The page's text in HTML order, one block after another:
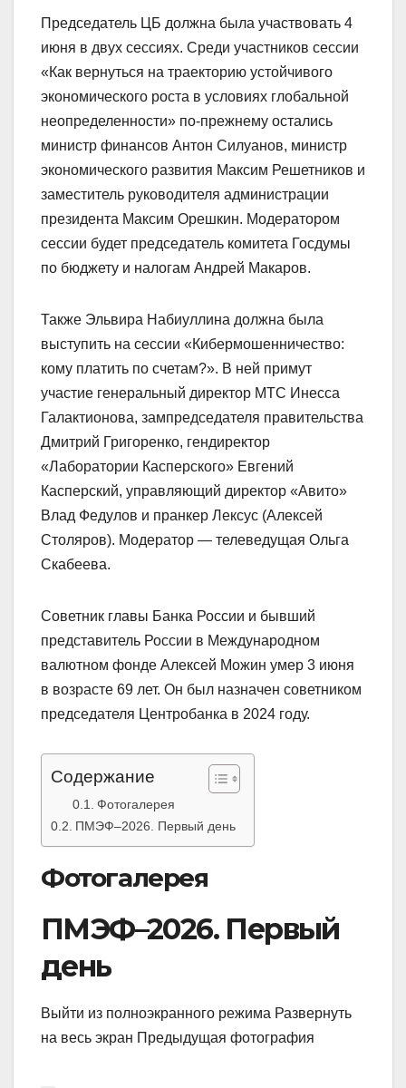
Председатель ЦБ должна была участвовать 4
июня в двух сессиях. Среди участников сессии
«Как вернуться на траекторию устойчивого
экономического роста в условиях глобальной
неопределенности» по-прежнему остались
министр финансов Антон Силуанов, министр
экономического развития Максим Решетников и
заместитель руководителя администрации
президента Максим Орешкин. Модератором
сессии будет председатель комитета Госдумы
по бюджету и налогам Андрей Макаров.
Также Эльвира Набиуллина должна была
выступить на сессии «Кибермошенничество:
кому платить по счетам?». В ней примут
участие генеральный директор МТС Инесса
Галактионова, зампредседателя правительства
Дмитрий Григоренко, гендиректор
«Лаборатории Касперского» Евгений
Касперский, управляющий директор «Авито»
Влад Федулов и пранкер Лексус (Алексей
Столяров). Модератор — телеведущая Ольга
Скабеева.
Советник главы Банка России и бывший
представитель России в Международном
валютном фонде Алексей Можин умер 3 июня
в возрасте 69 лет. Он был назначен советником
председателя Центробанка в 2024 году.
Содержание
Фотогалерея
ПМЭФ–2026. Первый день
Фотогалерея
ПМЭФ–2026. Первый
день
Выйти из полноэкранного режима Развернуть
на весь экран Предыдущая фотография